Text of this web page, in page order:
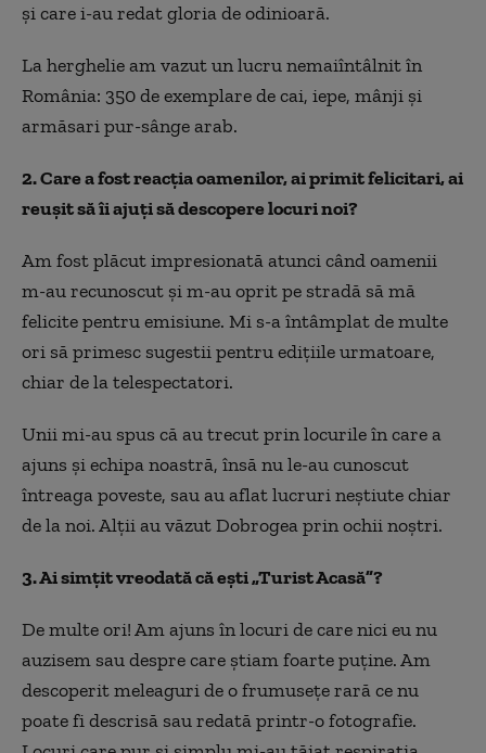
și care i-au redat gloria de odinioară.
La herghelie am vazut un lucru nemaiîntâlnit în
România: 350 de exemplare de cai, iepe, mânji și
armăsari pur-sânge arab.
2. Care a fost reacția oamenilor, ai primit felicitari, ai
reușit să îi ajuți să descopere locuri noi?
Am fost plăcut impresionată atunci când oamenii
m-au recunoscut și m-au oprit pe stradă să mă
felicite pentru emisiune. Mi s-a întâmplat de multe
ori să primesc sugestii pentru edițiile urmatoare,
chiar de la telespectatori.
Unii mi-au spus că au trecut prin locurile în care a
ajuns și echipa noastră, însă nu le-au cunoscut
întreaga poveste, sau au aflat lucruri neștiute chiar
de la noi. Alții au văzut Dobrogea prin ochii noștri.
3. Ai simțit vreodată că ești „Turist Acasă”?
De multe ori! Am ajuns în locuri de care nici eu nu
auzisem sau despre care știam foarte puține. Am
descoperit meleaguri de o frumusețe rară ce nu
poate fi descrisă sau redată printr-o fotografie.